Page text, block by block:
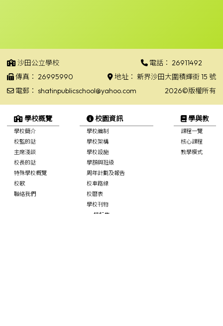
沙田公立學校 電話： 26911492
傳真： 26995990 地址： 新界沙田大圍積輝街 15 號
電郵： shatinpublicschool@yahoo.com 2026©版權所有
學校概覽
學校簡介
校監的話
主席淺談
校長的話
特殊學校概覽
校歌
聯絡我們
校園資訊
學校編制
學校架構
學校設施
學額與班級
周年計劃及報告
校車路線
校曆表
學校刊物
耕耘集
學與教
課程一覽
核心課程
教學模式